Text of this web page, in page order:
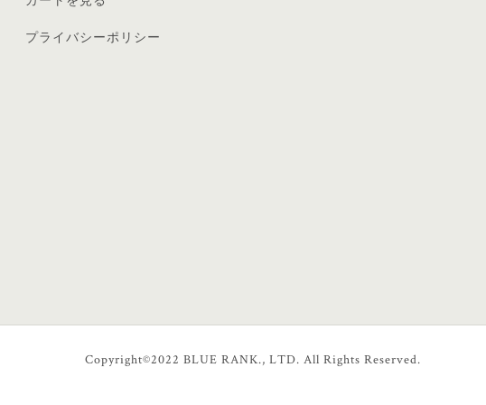
プライバシーポリシー
Copyright©2022 BLUE RANK., LTD. All Rights Reserved.